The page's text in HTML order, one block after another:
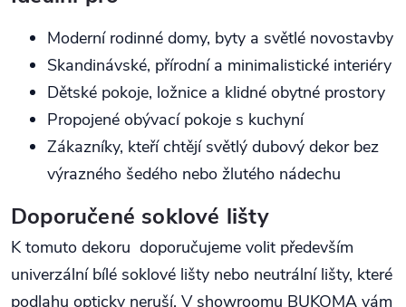
Moderní rodinné domy, byty a světlé novostavby
Skandinávské, přírodní a minimalistické interiéry
Dětské pokoje, ložnice a klidné obytné prostory
Propojené obývací pokoje s kuchyní
Zákazníky, kteří chtějí světlý dubový dekor bez
výrazného šedého nebo žlutého nádechu
Doporučené soklové lišty
K tomuto dekoru doporučujeme volit především
univerzální bílé soklové lišty nebo neutrální lišty, které
podlahu opticky neruší. V showroomu BUKOMA vám